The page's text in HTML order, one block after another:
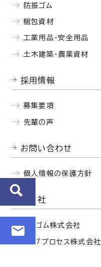
防振ゴム
梱包資材
工業用品・安全用品
土木建築・農業資材
採用情報
募集要項
先輩の声
お問い合わせ
個人情報の保護方針
関連会社
西部ゴム株式会社
セイブプロセス株式会社